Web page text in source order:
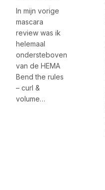
In mijn vorige
mascara
review was ik
helemaal
ondersteboven
van de HEMA
Bend the rules
– curl &
volume…